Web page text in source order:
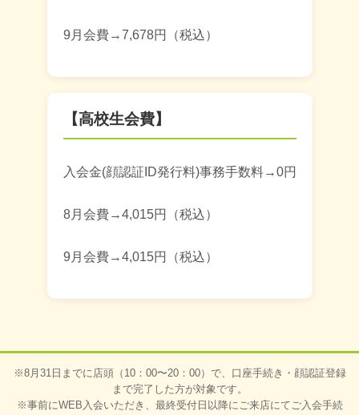
9月会費→7,678円（税込）
【高校生会費】
入会金(顔認証ID発行料)事務手数料→0円
8月会費→4,015円（税込）
9月会費→4,015円（税込）
※8月31日までに店頭（10：00〜20：00）で、口座手続き・顔認証登録
まで完了した方が対象です。
※事前にWEB入会いただき、最終受付日以降にご来店にてご入会手続